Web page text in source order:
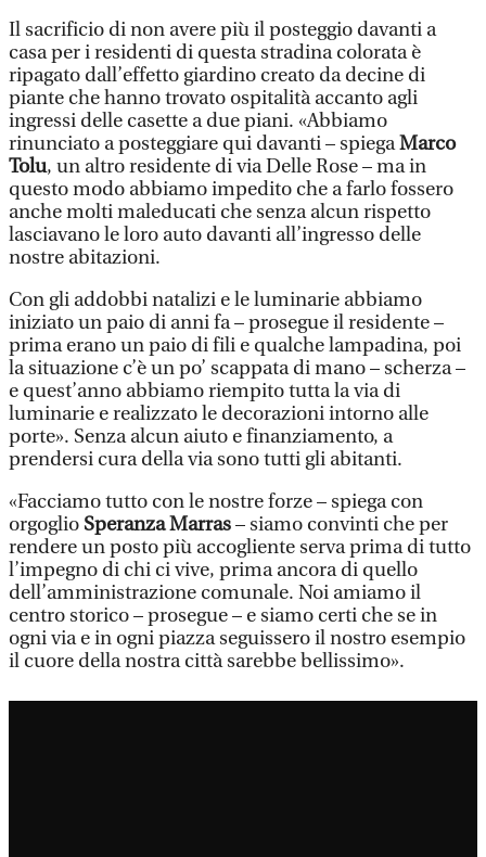
Il sacrificio di non avere più il posteggio davanti a
casa per i residenti di questa stradina colorata è
ripagato dall’effetto giardino creato da decine di
piante che hanno trovato ospitalità accanto agli
ingressi delle casette a due piani. «Abbiamo
rinunciato a posteggiare qui davanti – spiegaMarco
Tolu, un altro residente di via Delle Rose – ma in
questo modo abbiamo impedito che a farlo fossero
anche molti maleducati che senza alcun rispetto
lasciavano le loro auto davanti all’ingresso delle
nostre abitazioni.
Con gli addobbi natalizi e le luminarie abbiamo
iniziato un paio di anni fa – prosegue il residente –
prima erano un paio di fili e qualche lampadina, poi
la situazione c’è un po’ scappata di mano – scherza –
e quest’anno abbiamo riempito tutta la via di
luminarie e realizzato le decorazioni intorno alle
porte». Senza alcun aiuto e finanziamento, a
prendersi cura della via sono tutti gli abitanti.
«Facciamo tutto con le nostre forze – spiega con
orgoglio Speranza Marras– siamo convinti che per
rendere un posto più accogliente serva prima di tutto
l’impegno di chi ci vive, prima ancora di quello
dell’amministrazione comunale. Noi amiamo il
centro storico – prosegue – e siamo certi che se in
ogni via e in ogni piazza seguissero il nostro esempio
il cuore della nostra città sarebbe bellissimo».